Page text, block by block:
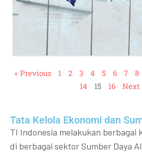
« Previous 1 2 3 4 5 6 7 8
14
15 16 Next
Tata Kelola Ekonomi dan
TI Indonesia melakukan berbagai
di berbagai sektor Sumber Daya